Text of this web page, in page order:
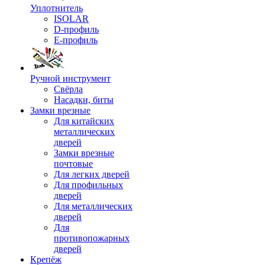
Уплотнитель
ISOLAR
D-профиль
Е-профиль
Ручной инструмент
Свёрла
Насадки, биты
Замки врезные
Для китайских
металлических
дверей
Замки врезные
почтовые
Для легких дверей
Для профильных
дверей
Для металлических
дверей
Для
противопожарных
дверей
Крепёж